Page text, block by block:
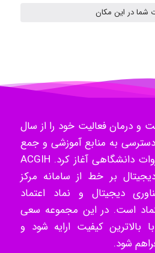
Radman Amini
Mohammad
Tavan
akhtar shahsavandi
شما در این مکان
درمان فعالیت خود را از سال
دسترسی به منابع آموزشی و جمع
آوری کلیه مقالات و جزوات دانشگاهی آغاز کرد. ACGIH
بر خط از سامانه مرکز
دیجیتال و نماد اعتماد
است. در این مجموعه سعی
کیفیت ارایه شود و
شود.